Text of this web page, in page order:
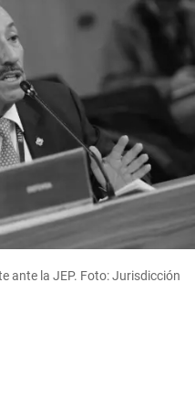
ante la JEP. Foto: Jurisdicción